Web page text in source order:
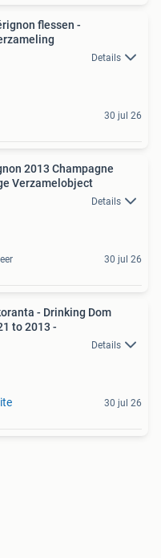
flessen -
Details
30 jul 26
2013 Champagne
Verzamelobject
Details
30 jul 26
- Drinking Dom
to 2013 -
Details
30 jul 26